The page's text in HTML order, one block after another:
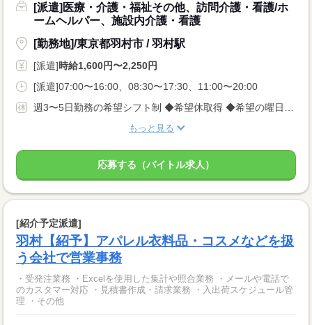
[派遣]医療・介護・福祉その他、訪問介護・看護/ホ
ームヘルパー、施設内介護・看護
[勤務地]/東京都羽村市 / 羽村駅
[派遣]時給1,600円〜2,250円
[派遣]07:00〜16:00、08:30〜17:30、11:00〜20:00
週3〜5日勤務の希望シフト制 ◆希望休取得 ◆希望の曜日相談OK
もっと見る
応募する（バイトル求人）
[紹介予定派遣]
羽村【紹予】アパレル衣料品・コスメなどを扱
う会社で営業事務
・受発注業務 ・Excelを使用した集計や照合業務 ・メールや電話で
のカスタマー対応 ・見積書作成・請求業務 ・入出荷スケジュール管
理 ・その他